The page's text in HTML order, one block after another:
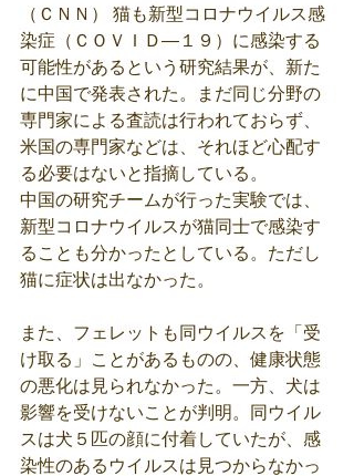
（ＣＮＮ） 猫も新型コロナウイルス感
染症（ＣＯＶＩＤ―１９）に感染する
可能性があるという研究結果が、新た
に中国で発表された。まだ同じ分野の
専門家による査読は行われておらず、
米国の専門家などは、それほど心配す
る必要はないと指摘している。
中国の研究チームが行った実験では、
新型コロナウイルスが猫同士で感染す
ることも分かったとしている。ただし
猫に症状は出なかった。
また、フェレットも同ウイルスを「受
け取る」ことがあるものの、健康状態
の悪化は見られなかった。一方、犬は
影響を受けないことが判明。同ウイル
スは犬５匹の顔に付着していたが、感
染性のあるウイルスは見つからなかっ